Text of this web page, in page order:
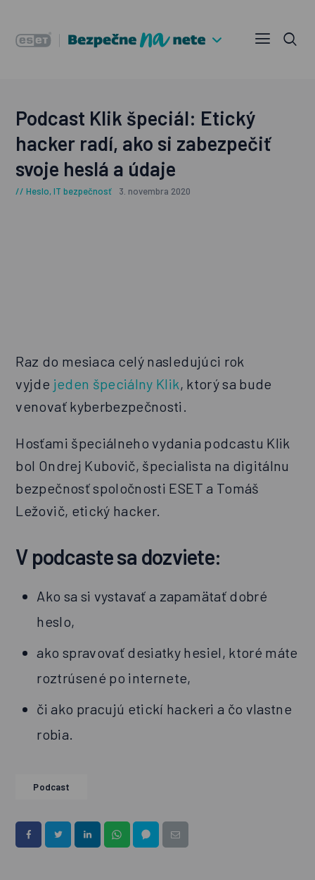
Podcast Klik špeciál: Etický
hacker radí, ako si zabezpečiť
svoje heslá a údaje
Heslo,IT bezpečnosť 3. novembra 2020
Raz do mesiaca celý nasledujúci rok
vyjde jeden špeciálny Klik, ktorý sa bude
venovať kyberbezpečnosti.
Hosťami špeciálneho vydania podcastu Klik
bol Ondrej Kubovič, špecialista na digitálnu
bezpečnosť spoločnosti ESET a Tomáš
Ležovič, etický hacker.
V podcaste sa dozviete:
Ako sa si vystavať a zapamätať dobré
heslo,
ako spravovať desiatky hesiel, ktoré máte
roztrúsené po internete,
či ako pracujú etickí hackeri a čo vlastne
robia.
Podcast